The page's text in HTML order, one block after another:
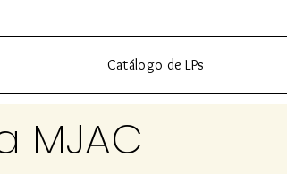
Catálogo de LPs
MJAC